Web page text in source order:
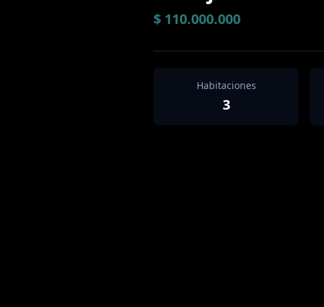
$ 110.000.000
Habitaciones
3